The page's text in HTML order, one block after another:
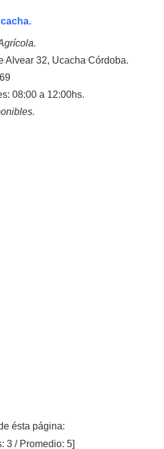
Alvear 32, Ucacha Córdoba.
08:00 a 12:00hs.
ésta página:
3 / Promedio: 5]